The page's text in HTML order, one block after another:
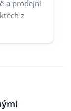
a prodejní
z